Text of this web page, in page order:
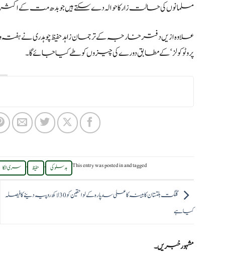
مسلمانوں کی حالت زار کا حوالہ دے سکتے ہیں جو بدھ مت کے
پروٹوکولز‘ کے مطابق دورے کی چیزوں کو طے کیا جائے گا۔
This entry was posted inand tagged بد سلوکی , حفیظ , سری لنکا
گلگت بلتستان کابینہ کا علی سد پارہ کے لواحقین کو 30 لاکھ روپیہ دینے کا فیصلہ
کیا ہے
مشہور خبریں۔